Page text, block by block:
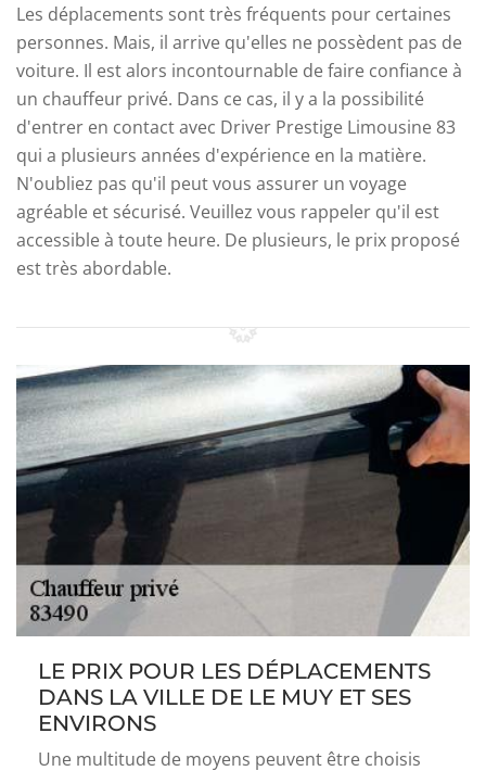
Les déplacements sont très fréquents pour certaines
personnes. Mais, il arrive qu'elles ne possèdent pas de
voiture. Il est alors incontournable de faire confiance à
un chauffeur privé. Dans ce cas, il y a la possibilité
d'entrer en contact avec Driver Prestige Limousine 83
qui a plusieurs années d'expérience en la matière.
N'oubliez pas qu'il peut vous assurer un voyage
agréable et sécurisé. Veuillez vous rappeler qu'il est
accessible à toute heure. De plusieurs, le prix proposé
est très abordable.
LE PRIX POUR LES DÉPLACEMENTS
DANS LA VILLE DE LE MUY ET SES
ENVIRONS
Une multitude de moyens peuvent être choisis